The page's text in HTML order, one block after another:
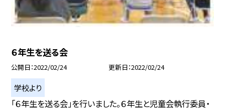
６年生を送る会
公開日 2022/02/24 更新日 2022/02/24
学校より
「６年生を送る会」を行いました。６年生と児童会執行委員・